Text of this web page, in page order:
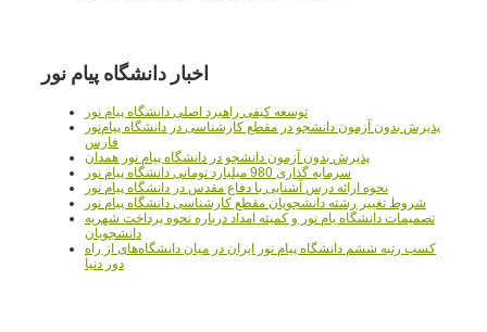
اخبار دانشگاه پیام نور
توسعه کیفی راهبرد اصلی دانشگاه پیام نور
پذیرش بدون آزمون دانشجو در مقطع کارشناسی در دانشگاه پیام‌نور
فارس
پذیرش بدون آزمون دانشجو در دانشگاه پیام نور همدان
سرمایه گذاری 980 میلیارد تومانی دانشگاه پیام نور
نحوه ارائه درس آشنایی با دفاع مقدس در دانشگاه پیام نور
شروط تغییر رشته دانشجویان مقطع کارشناسی دانشگاه پیام نور
تصمیمات دانشگاه یام نور و کمیته امداد درباره نحوه پرداخت شهریه
دانشجویان
کسب رتبه ششم دانشگاه پیام نور ایران در میان دانشگاه‌های از راه
دور دنیا